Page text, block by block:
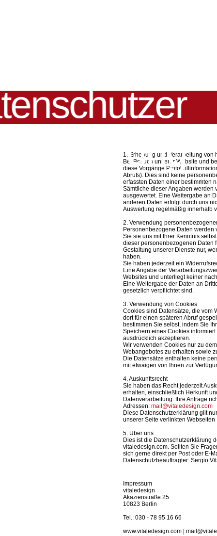
1. Erhebung und Verarbeitung von
Bei Besuch unserer Website und
diese Vorgänge
Abrufs). Dies sind keine
erfassten Daten einer bestimmten
Sämtliche dieser Angaben werden
ausgewertet. Eine Weitergabe an
anderen Daten erfolgt durch uns
Auswertung regelmäßig innerhalb
2. Verwendung
Personenbezogene Daten
Sie sie uns mit Ihrer Kenntnis
dieser personenbezogenen Daten
Gestaltung unserer Dienste nur,
haben.
Sie haben jederzeit ein
Eine Angabe der
Websites und unterliegt keiner
Eine Weitergabe der Daten an
gesetzlich verpflichtet sind.
3. Verwendung von Cookies
Cookies sind Datensätze, die vom
dort für einen späteren Abruf
bestimmen Sie selbst, indem Sie
Speichern eines Cookies
ausdrücklich akzeptieren.
Wir verwenden Cookies nur zu
Webangebotes zu erhalten sowie
Die Datensätze enthalten keine
mit etwaigen von Ihnen zur
4. Auskunftsrecht
Sie haben das Recht jederzeit
erhalten, einschließlich Herkunft
Datenverarbeitung. Ihre Anfrage
Adressen: mail@vitaledesign.com
Diese Datenschutzerklärung gilt
unserer Seite verlinkten Webseiten
5. Über uns
Dies ist die Datenschutzerklärung
vitaledesign.com. Sollten Sie
sich gerne direkt per Post oder E-
Datenschutzbeauftragter: Sergio
Impressum
vitaledesign
Akazienstraße 25
10823 Berlin
Tel.: 030 - 78 95 16 66
www.vitaledesign.com |
klärung